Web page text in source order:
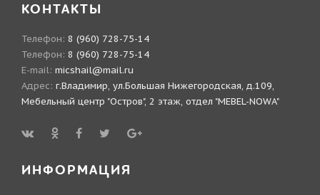
КОНТАКТЫ
Телефон: 8 (960) 728-75-14
Телефон: 8 (960) 728-75-14
E-mail: micshail@mail.ru
Адрес: г.Владимир, ул.Большая Нижегородская, д.109,
Мебельный центр "Остров", 2 этаж, отдел "MEBEL-NOWA"
ИНФОРМАЦИЯ